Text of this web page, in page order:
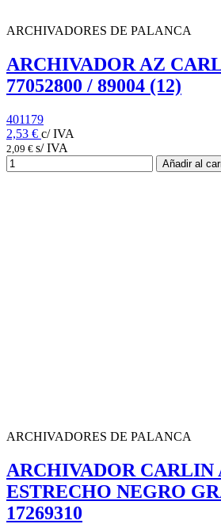
ARCHIVADORES DE PALANCA
ARCHIVADOR AZ
77052800 / 89004 (12)
401179
2,53 € c/ IVA
2,09 € s/ IVA
Añadir al
ARCHIVADORES DE PALANCA
ARCHIVADOR CARLIN
ESTRECHO NEGRO
17269310